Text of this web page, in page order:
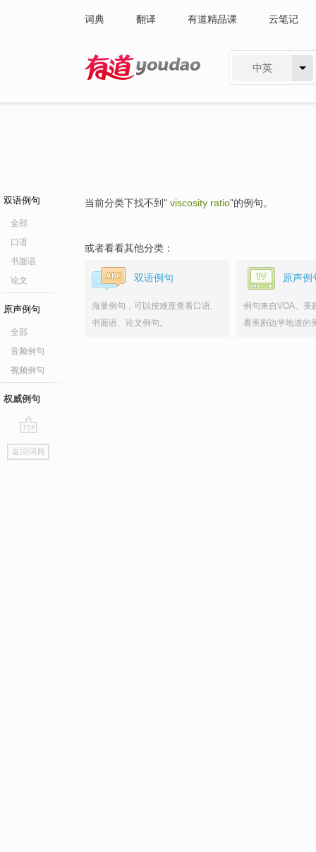
词典 翻译 有道精品课 云笔记
中英
双语例句
全部
口语
书面语
论文
原声例句
全部
音频例句
视频例句
权威例句
go
top
返回词典
当前分类下找不到" viscosity ratio"的例句。
或者看看其他分类：
双语例句
海量例句，可以按难度查看口语、
书面语、论文例句。
原声例
例句来自VOA、美
看美剧边学地道的